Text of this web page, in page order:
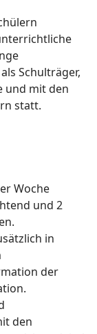
Schulträger,
und mit den
statt.
Woche
und 2
in
der
den